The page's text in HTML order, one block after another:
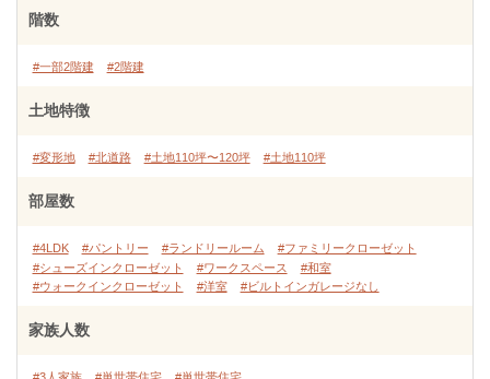
階数
#一部2階建 #2階建
土地特徴
#変形地 #北道路 #土地110坪〜120坪 #土地110坪
部屋数
#4LDK #パントリー #ランドリールーム
#ファミリークローゼット
#シューズインクローゼット
#ワークスペース
#和室
#ウォークインクローゼット
#洋室 #ビルトインガレージなし
家族人数